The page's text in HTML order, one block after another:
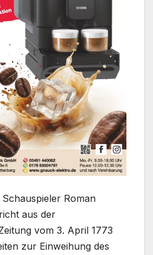
Roman
aus der
vom 3. April 1773
zur Einweihung des